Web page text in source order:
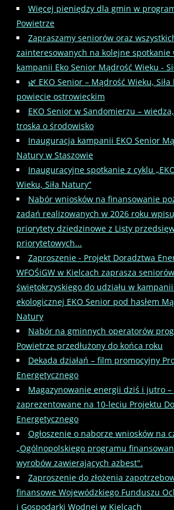
Więcej pieniędzy dla gmin w
Powietrze
Zapraszamy seniorów oraz
zainteresowanych na kolejne spotkanie
kampanii Eko Senior Mądrość Wieku -
🌿 EKO Senior – Mądrość Wieku,
powiecie ostrowieckim
EKO Senior w Sandomierzu –
troska o środowisko
Inauguracja kampanii EKO Senior
Natury w Staszowie
Inauguracyjne spotkanie z cyklu
Wieku, Siła Natury”
Nabór wniosków na finansowanie
zadań realizowanych w 2026 roku
priorytety dziedzinowe z Listy
priorytetowych...
Zaproszenie - Projekt Doradztwa
WFOŚiGW w Kielcach zaprasza
świętokrzyskiego do udziału w
ekologicznej EKO Senior pod hasłem
Natury
Nabór na gminnych operatorów
Powietrze przedłużony do końca roku
Dekada działań – film promocyjny
Energetycznego
Magazynowanie energii dziś i jutro
zaprezentowane na 10‑leciu Projektu
Energetycznego
Ogłoszenie o naborze wniosków na
„Ogólnopolskiego programu
wyrobów zawierających azbest".
Zaproszenie do złożenia
finansowe Wojewódzkiego Funduszu
i Gospodarki Wodnej w Kielcach